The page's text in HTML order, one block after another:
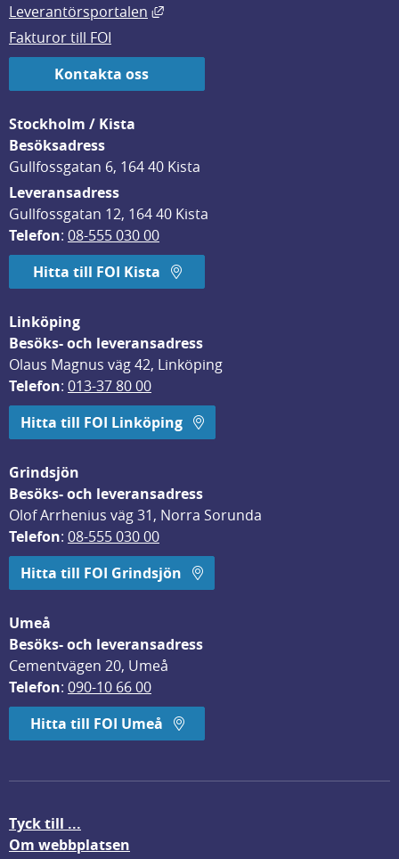
Leverantörsportalen
Länk till annan webbplats, öppnas
Fakturor till FOI
Kontakta oss
Stockholm / Kista
Besöksadress
Gullfossgatan 6, 164 40 Kista
Leveransadress
Gullfossgatan 12, 164 40 Kista
Telefon: 08-555 030 00
Hitta till FOI Kista
Linköping
Besöks- och leveransadress
Olaus Magnus väg 42, Linköping
Telefon: 013-37 80 00
Hitta till FOI Linköping
Grindsjön
Besöks- och leveransadress
Olof Arrhenius väg 31, Norra Sorunda
Telefon: 08-555 030 00
Hitta till FOI Grindsjön
Umeå
Besöks- och leveransadress
Cementvägen 20, Umeå
Telefon: 090-10 66 00
Hitta till FOI Umeå
Tyck till ...
Om webbplatsen